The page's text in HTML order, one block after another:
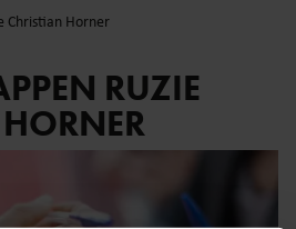
Christian Horner
RUZIE